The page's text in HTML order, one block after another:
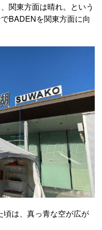
関東方面は晴れ。という
BADENを関東方面に向
は、真っ青な空が広が